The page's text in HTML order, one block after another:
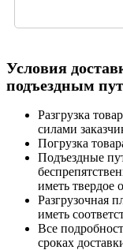
Условия
подъездным
Разгрузка
силами
Погрузка
Подъездные
иметь твердое
Разгрузочная
иметь
Все
сроках